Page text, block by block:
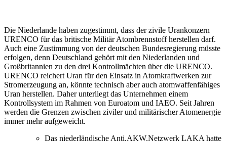
Die Niederlande haben zugestimmt, dass der zivile Urankonzern
URENCO für das britische Militär Atombrennstoff herstellen darf.
Auch eine Zustimmung von der deutschen Bundesregierung müsste
erfolgen, denn Deutschland gehört mit den Niederlanden und
Großbritannien zu den drei Kontrollmächten über die URENCO.
URENCO reichert Uran für den Einsatz in Atomkraftwerken zur
Stromerzeugung an, könnte technisch aber auch atomwaffenfähiges
Uran herstellen. Daher unterliegt das Unternehmen einem
Kontrollsystem im Rahmen von Euroatom und IAEO. Seit Jahren
werden die Grenzen zwischen ziviler und militärischer Atomenergie
immer mehr aufgeweicht.
Das niederländische Anti.AKW.Netzwerk LAKA hatte